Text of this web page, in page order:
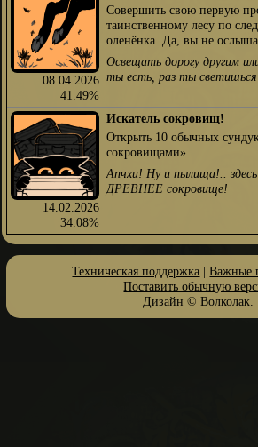
08.04.2026
41.49%
Совершить свою первую
таинственному лесу по
оленёнка. Да, вы не
Освещать дорогу другим
ты есть, раз ты
14.02.2026
34.08%
Искатель сокровищ!
Открыть 10 обычных
сокровищами»
Апчхи! Ну и пылища!..
ДРЕВНЕЕ сокровище!
Техническая поддержка |Важные
Поставить обычную
Дизайн ©Волколак